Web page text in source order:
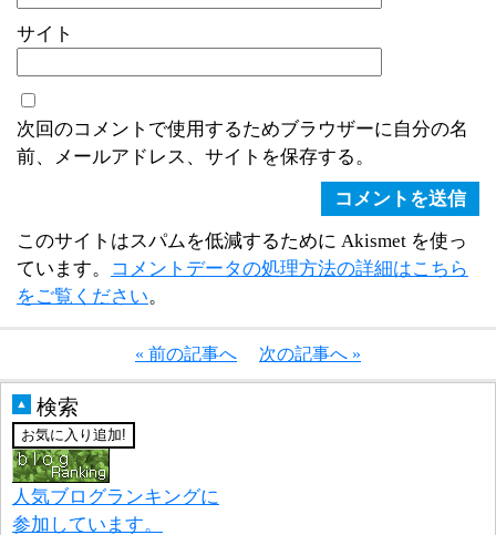
サイト
次回のコメントで使用するためブラウザーに自分の名
前、メールアドレス、サイトを保存する。
このサイトはスパムを低減するために Akismet を使っ
ています。
コメントデータの処理方法の詳細はこちら
をご覧ください。
« 前の記事へ 次の記事へ »
▲ 検索
人気ブログランキングに
参加しています。